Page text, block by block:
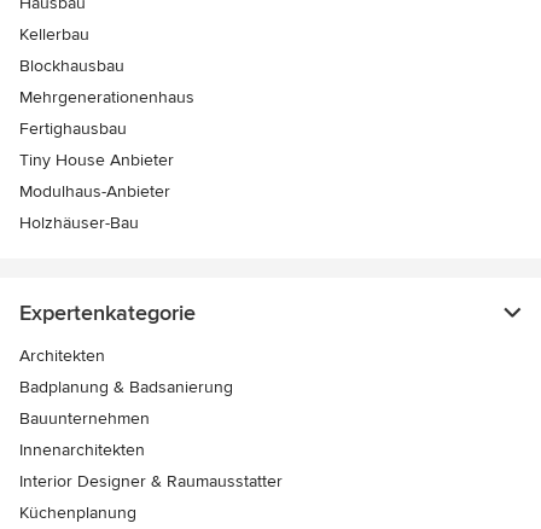
Kellerbau
Blockhausbau
Mehrgenerationenhaus
Fertighausbau
Tiny House Anbieter
Modulhaus-Anbieter
Holzhäuser-Bau
Expertenkategorie
Architekten
Badplanung & Badsanierung
Bauunternehmen
Innenarchitekten
Interior Designer & Raumausstatter
Küchenplanung